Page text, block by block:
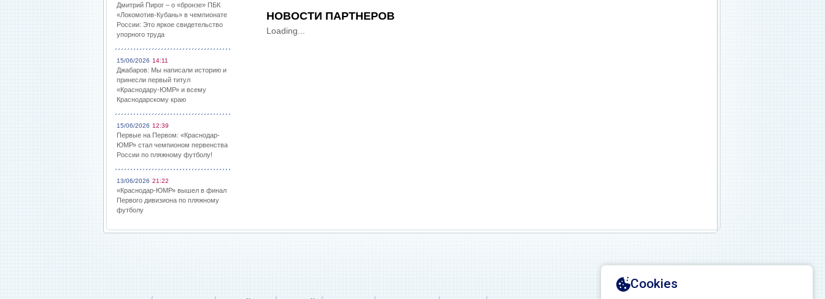
Дмитрий Пирог – о «бронзе» ПБК
«Локомотив-Кубань» в чемпионате
России: Это яркое свидетельство
упорного труда
15/06/2026 14:11
Джабаров: Мы написали историю и
принесли первый титул
«Краснодару-ЮМР» и всему
Краснодарскому краю
15/06/2026 12:39
Первые на Первом: «Краснодар-
ЮМР» стал чемпионом первенства
России по пляжному футболу!
13/06/2026 21:22
«Краснодар-ЮМР» вышел в финал
Первого дивизиона по пляжному
футболу
НОВОСТИ ПАРТНЕРОВ
Loading...